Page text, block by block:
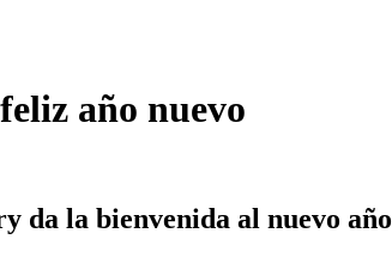
año nuevo
da la bienvenida al nuevo año